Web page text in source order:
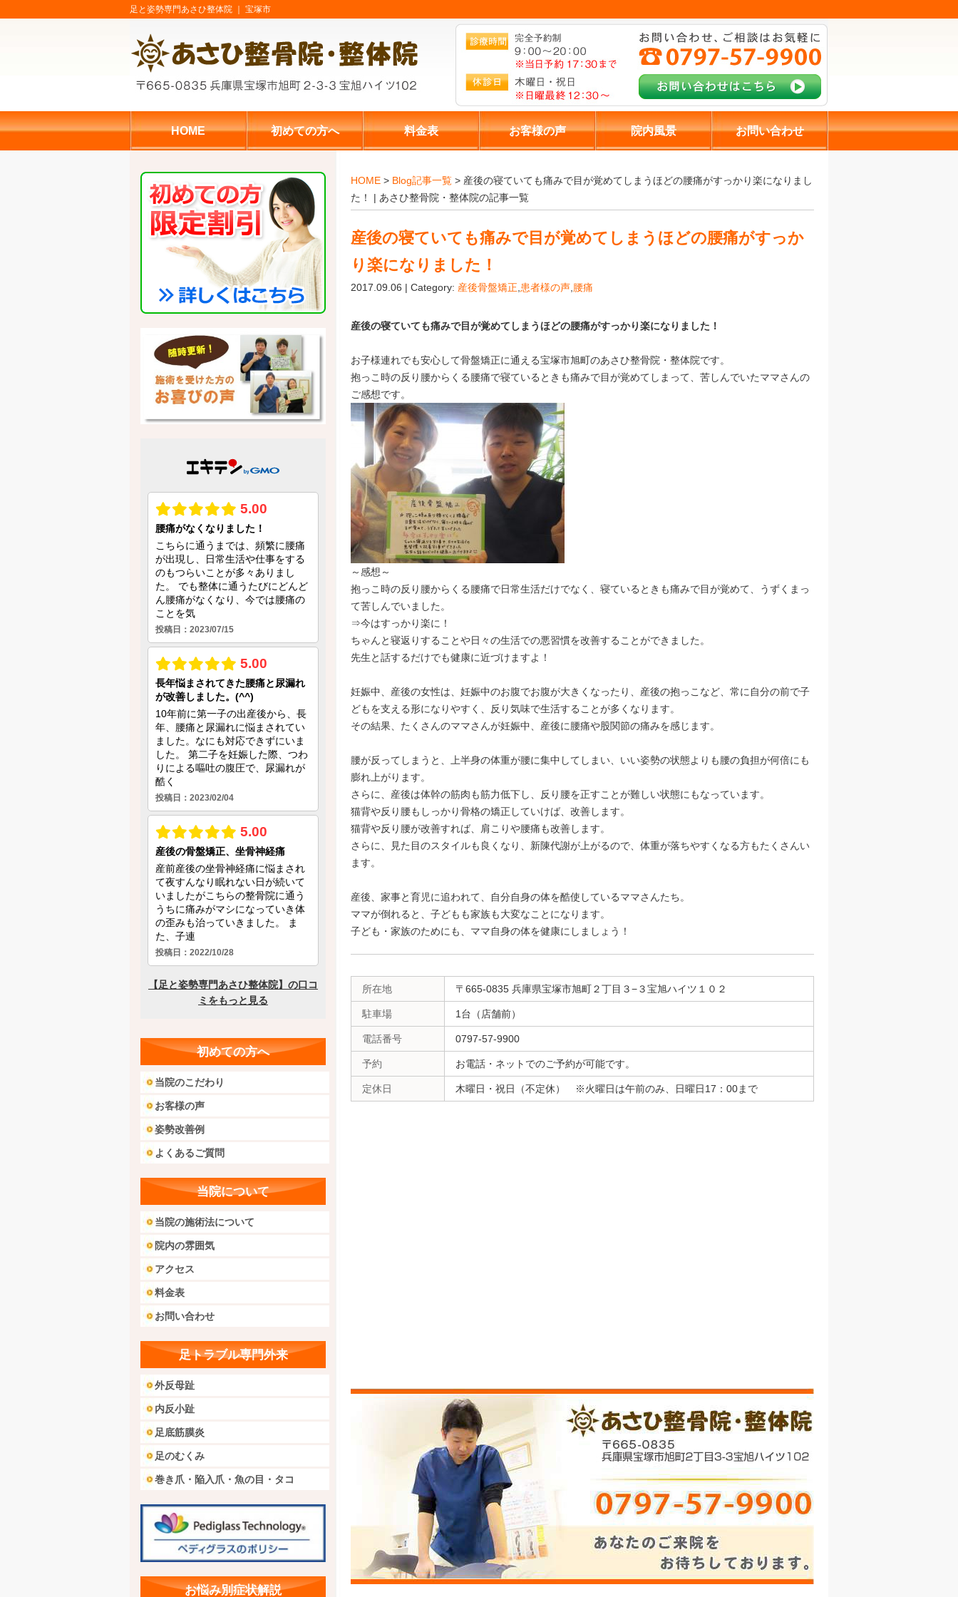
足と姿勢専門あさひ整体院 ｜ 宝塚市
HOME 初めての方へ 料金表 お客様の声 院内風景 お問い合わせ
HOME > Blog記事一覧 > 産後の寝ていても痛みで目が覚めてしまうほどの腰痛がすっかり楽になりまし
た！ | あさひ整骨院・整体院の記事一覧
産後の寝ていても痛みで目が覚めてしまうほどの腰痛がすっか
り楽になりました！
2017.09.06 | Category: 産後骨盤矯正 患者様の声 腰痛
産後の寝ていても痛みで目が覚めてしまうほどの腰痛がすっかり楽になりました！
お子様連れでも安心して骨盤矯正に通える宝塚市旭町のあさひ整骨院・整体院です。
抱っこ時の反り腰からくる腰痛で寝ているときも痛みで目が覚めてしまって、苦しんでいたママさんの
ご感想です。
～感想～
抱っこ時の反り腰からくる腰痛で日常生活だけでなく、寝ているときも痛みで目が覚めて、うずくまっ
て苦しんでいました。
⇒今はすっかり楽に！
ちゃんと寝返りすることや日々の生活での悪習慣を改善することができました。
先生と話するだけでも健康に近づけますよ！
妊娠中、産後の女性は、妊娠中のお腹でお腹が大きくなったり、産後の抱っこなど、常に自分の前で子
どもを支える形になりやすく、反り気味で生活することが多くなります。
その結果、たくさんのママさんが妊娠中、産後に腰痛や股関節の痛みを感じます。
腰が反ってしまうと、上半身の体重が腰に集中してしまい、いい姿勢の状態よりも腰の負担が何倍にも
膨れ上がります。
さらに、産後は体幹の筋肉も筋力低下し、反り腰を正すことが難しい状態にもなっています。
猫背や反り腰もしっかり骨格の矯正していけば、改善します。
猫背や反り腰が改善すれば、肩こりや腰痛も改善します。
さらに、見た目のスタイルも良くなり、新陳代謝が上がるので、体重が落ちやすくなる方もたくさんい
ます。
産後、家事と育児に追われて、自分自身の体を酷使しているママさんたち。
ママが倒れると、子どもも家族も大変なことになります。
子ども・家族のためにも、ママ自身の体を健康にしましょう！
所在地 〒665-0835 兵庫県宝塚市旭町２丁目３−３宝旭ハイツ１０２
駐車場 1台（店舗前）
電話番号 0797-57-9900
予約 お電話・ネットでのご予約が可能です。
定休日 木曜日・祝日（不定休） ※火曜日は午前のみ、日曜日17：00まで
初めての方へ
当院のこだわり
お客様の声
姿勢改善例
よくあるご質問
当院について
当院の施術法について
院内の雰囲気
アクセス
料金表
お問い合わせ
足トラブル専門外来
外反母趾
内反小趾
足底筋膜炎
足のむくみ
巻き爪・陥入爪・魚の目・タコ
お悩み別症状解説